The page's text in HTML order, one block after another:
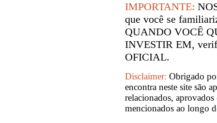
IMPORTANTE:
que você se
QUANDO VOCÊ
INVESTIR EM,
OFICIAL.
Disclaimer: Obrigado
encontra neste site são
relacionados,
mencionados ao longo